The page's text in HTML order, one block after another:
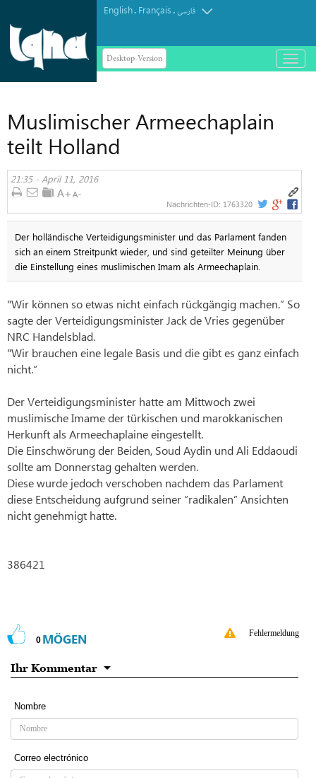
English. Français.فارسی
Desktop-Version
باز
و
Muslimischer Armeechaplain
teilt Holland
21:35 - April 11, 2016
Nachrichten-ID: 1763320
Der holländische Verteidigungsminister und das Parlament fanden
sich an einem Streitpunkt wieder, und sind geteilter Meinung über
die Einstellung eines muslimischen Imam als Armeechaplain.
"Wir können so etwas nicht einfach rückgängig machen.” So
sagte der Verteidigungsminister Jack de Vries gegenüber
NRC Handelsblad.
"Wir brauchen eine legale Basis und die gibt es ganz einfach
nicht.“
Der Verteidigungsminister hatte am Mittwoch zwei
muslimische Imame der türkischen und marokkanischen
Herkunft als Armeechaplaine eingestellt.
Die Einschwörung der Beiden, Soud Aydin und Ali Eddaoudi
sollte am Donnerstag gehalten werden.
Diese wurde jedoch verschoben nachdem das Parlament
diese Entscheidung aufgrund seiner “radikalen” Ansichten
nicht genehmigt hatte.
386421
0 MÖGEN Fehlermeldung
Ihr Kommentar
Nombre
Correo electrónico